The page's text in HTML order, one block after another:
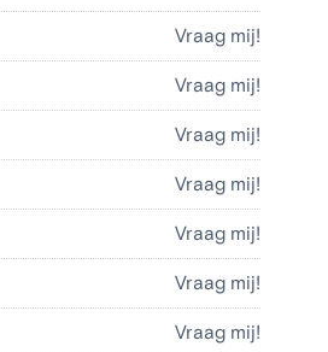
Vraag mij!
Vraag mij!
Vraag mij!
Vraag mij!
Vraag mij!
Vraag mij!
Vraag mij!